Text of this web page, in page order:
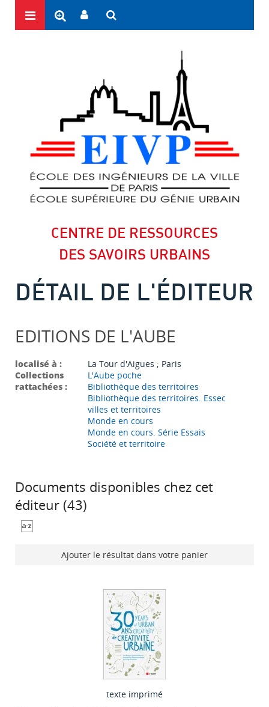
CENTRE DE RESSOURCES
DES SAVOIRS URBAINS
DÉTAIL DE L'ÉDITEUR
EDITIONS DE L'AUBE
localisé à :
La Tour d'Aigues ; Paris
Collections
rattachées :
L'Aube poche
Bibliothèque des territoires
Bibliothèque des territoires. Essec
villes et territoires
Monde en cours
Monde en cours. Série Essais
Société et territoire
Documents disponibles chez cet
éditeur (43)
Ajouter le résultat dans votre panier
texte imprimé